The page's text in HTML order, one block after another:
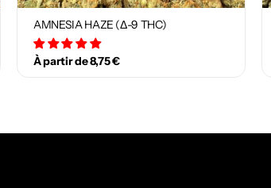
AMNESIA HAZE (Δ-9 THC)
À partir de 8,75 €